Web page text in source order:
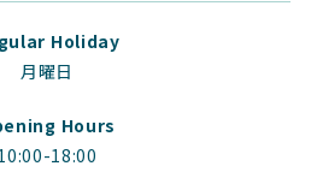
Holiday
月曜日
Hours
18:00